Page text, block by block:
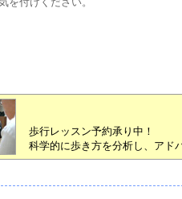
歩行レッスン予約承り中！
科学的に歩き方を分析し、アド